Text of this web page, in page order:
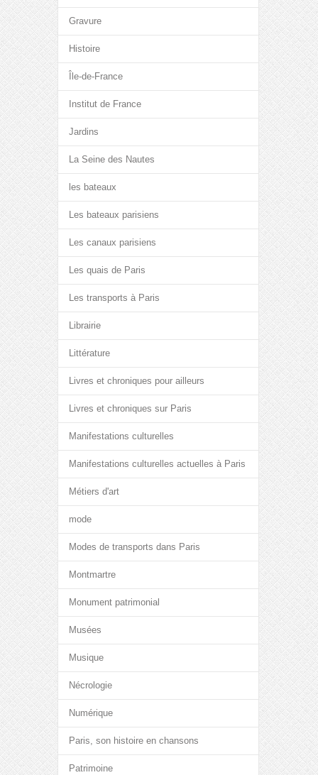
Gravure
Histoire
Île-de-France
Institut de France
Jardins
La Seine des Nautes
les bateaux
Les bateaux parisiens
Les canaux parisiens
Les quais de Paris
Les transports à Paris
Librairie
Littérature
Livres et chroniques pour ailleurs
Livres et chroniques sur Paris
Manifestations culturelles
Manifestations culturelles actuelles à Paris
Métiers d'art
mode
Modes de transports dans Paris
Montmartre
Monument patrimonial
Musées
Musique
Nécrologie
Numérique
Paris, son histoire en chansons
Patrimoine